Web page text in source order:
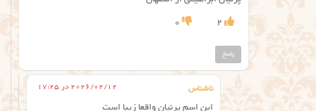
2
0
پاسخ
ناشناس 2026/02/12 در 17:25
این اسم پرنیان واقعا زیبا است